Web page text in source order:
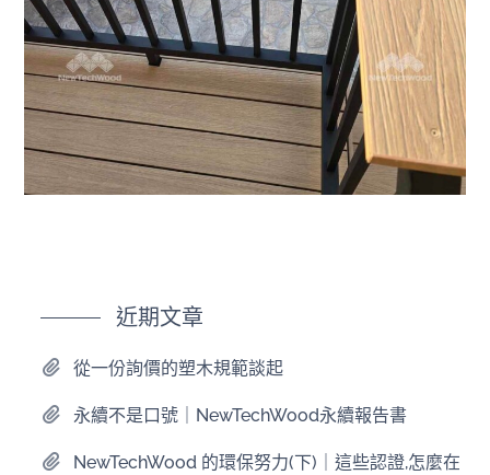
近期文章
從一份詢價的塑木規範談起
永續不是口號｜NewTechWood永續報告書
NewTechWood 的環保努力(下)｜這些認證,怎麼在